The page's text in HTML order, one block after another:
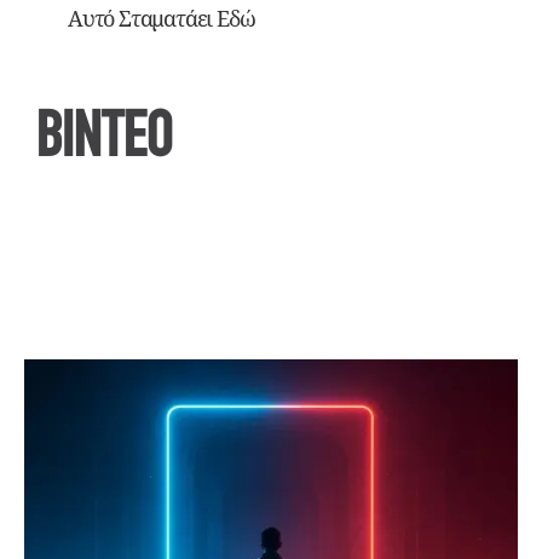
Αυτό Σταματάει Εδώ
ΒΙΝΤΕΟ